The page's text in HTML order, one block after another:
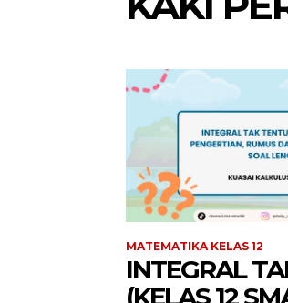
MATEMATIKA KELAS 12
INTEGRAL
(KELAS 12